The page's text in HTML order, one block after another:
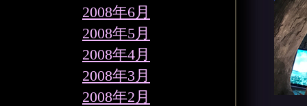
2008年6月
2008年5月
2008年4月
2008年3月
2008年2月